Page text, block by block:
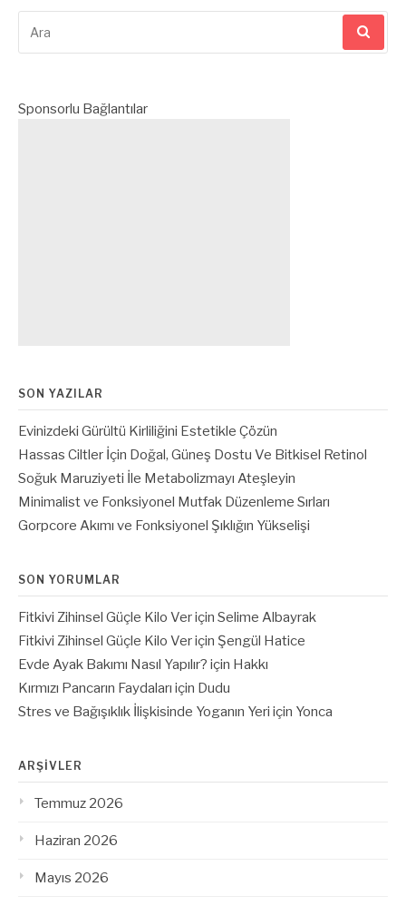
yap:
Sponsorlu Bağlantılar
SON YAZILAR
Evinizdeki Gürültü Kirliliğini Estetikle Çözün
Hassas Ciltler İçin Doğal, Güneş Dostu Ve Bitkisel Retinol
Soğuk Maruziyeti İle Metabolizmayı Ateşleyin
Minimalist ve Fonksiyonel Mutfak Düzenleme Sırları
Gorpcore Akımı ve Fonksiyonel Şıklığın Yükselişi
SON YORUMLAR
Fitkivi Zihinsel Güçle Kilo Veriçin Selime Albayrak
Fitkivi Zihinsel Güçle Kilo Veriçin Şengül Hatice
Evde Ayak Bakımı Nasıl Yapılır? için Hakkı
Kırmızı Pancarın Faydaları için Dudu
Stres ve Bağışıklık İlişkisinde Yoganın Yeri için Yonca
ARŞIVLER
Temmuz 2026
Haziran 2026
Mayıs 2026